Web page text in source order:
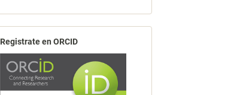
Registrate en ORCID